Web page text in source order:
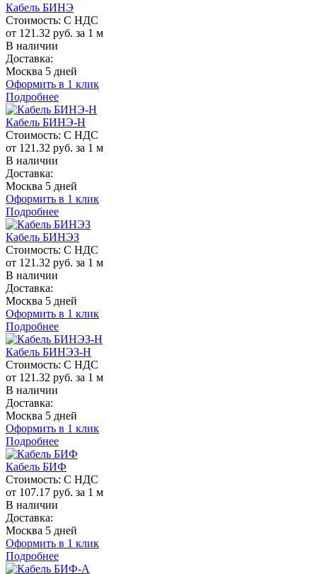
Кабель БИНЭ
Стоимость: С НДС
от 121.32 руб. за 1 м
В наличии
Доставка:
Москва 5 дней
Оформить в 1 клик
Подробнее
Кабель БИНЭ-Н
Стоимость: С НДС
от 121.32 руб. за 1 м
В наличии
Доставка:
Москва 5 дней
Оформить в 1 клик
Подробнее
Кабель БИНЭЗ
Стоимость: С НДС
от 121.32 руб. за 1 м
В наличии
Доставка:
Москва 5 дней
Оформить в 1 клик
Подробнее
Кабель БИНЭЗ-Н
Стоимость: С НДС
от 121.32 руб. за 1 м
В наличии
Доставка:
Москва 5 дней
Оформить в 1 клик
Подробнее
Кабель БИФ
Стоимость: С НДС
от 107.17 руб. за 1 м
В наличии
Доставка:
Москва 5 дней
Оформить в 1 клик
Подробнее